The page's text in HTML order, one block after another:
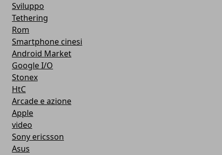
Sviluppo
Tethering
Rom
Smartphone cinesi
Android Market
Google I/O
Stonex
HtC
Arcade e azione
Apple
video
Sony ericsson
Asus